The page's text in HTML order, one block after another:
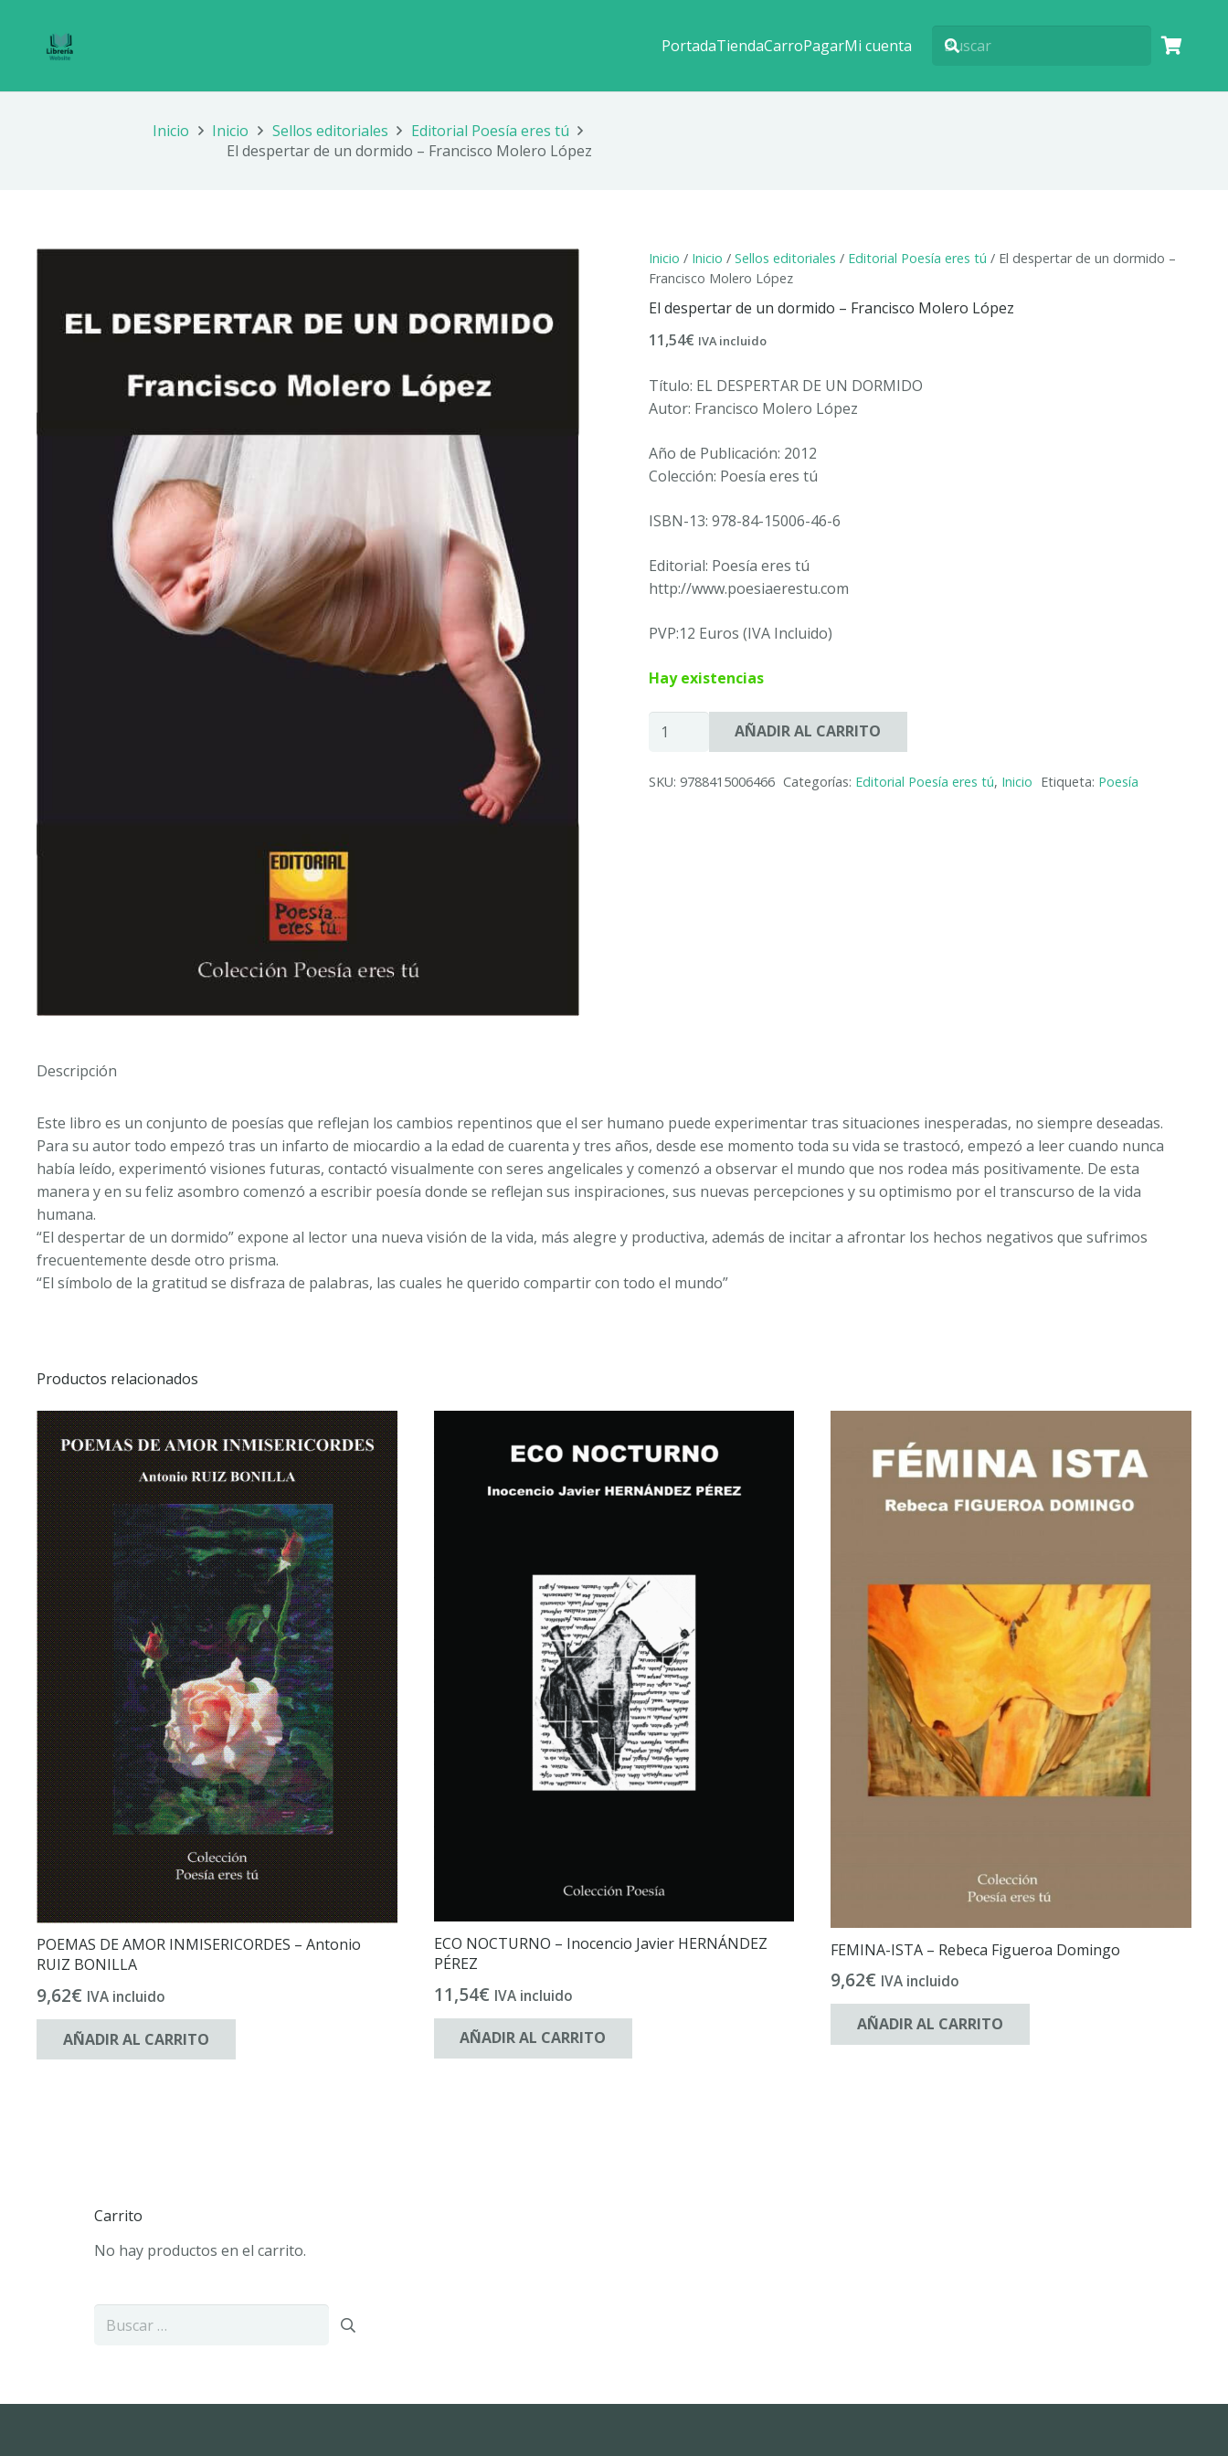
PortadaTiendaCarroPagarMi cuenta
Inicio Inicio Sellos editoriales
Editorial Poesía eres tú
El despertar de un dormido – Francisco Molero López
Inicio / Inicio / Sellos editoriales / Editorial Poesía eres tú / El despertar de un dormido –
Francisco Molero López
El despertar de un dormido – Francisco Molero López
11,54€ IVA incluido
Título: EL DESPERTAR DE UN DORMIDO
Autor: Francisco Molero López
Año de Publicación: 2012
Colección: Poesía eres tú
ISBN-13: 978-84-15006-46-6
Editorial: Poesía eres tú
http://www.poesiaerestu.com
PVP:12 Euros (IVA Incluido)
Hay existencias
despertar
un
AÑADIR AL CARRITO
SKU: 9788415006466 Categorías: Editorial Poesía eres tú, Inicio Etiqueta: Poesía
Descripción
Este libro es un conjunto de poesías que reflejan los cambios repentinos que el ser humano puede experimentar tras situaciones inesperadas, no siempre deseadas.
Para su autor todo empezó tras un infarto de miocardio a la edad de cuarenta y tres años, desde ese momento toda su vida se trastocó, empezó a leer cuando nunca
había leído, experimentó visiones futuras, contactó visualmente con seres angelicales y comenzó a observar el mundo que nos rodea más positivamente. De esta
manera y en su feliz asombro comenzó a escribir poesía donde se reflejan sus inspiraciones, sus nuevas percepciones y su optimismo por el transcurso de la vida
humana.
“El despertar de un dormido” expone al lector una nueva visión de la vida, más alegre y productiva, además de incitar a afrontar los hechos negativos que sufrimos
frecuentemente desde otro prisma.
“El símbolo de la gratitud se disfraza de palabras, las cuales he querido compartir con todo el mundo”
Productos relacionados
POEMAS DE AMOR INMISERICORDES – Antonio
RUIZ BONILLA
9,62€ IVA incluido
AÑADIR AL CARRITO
ECO NOCTURNO – Inocencio Javier HERNÁNDEZ
PÉREZ
11,54€ IVA incluido
AÑADIR AL CARRITO
FEMINA-ISTA – Rebeca Figueroa Domingo
9,62€ IVA incluido
AÑADIR AL CARRITO
Carrito
No hay productos en el carrito.